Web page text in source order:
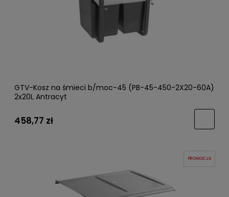
GTV-Kosz na śmieci b/moc-45 (PB-45-450-2X20-60A)
2x20L Antracyt
458,77 zł
PROMOCJA